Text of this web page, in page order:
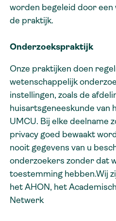
worden begeleid door
de praktijk.
Onderzoekspraktijk
Onze praktijken doen
wetenschappelijk
instellingen, zoals de
huisartsgeneeskunde van
UMCU. Bij elke deelname
privacy goed bewaakt
nooit gegevens van u
onderzoekers zonder dat
toestemming hebben.Wij
het AHON, het
Netwerk